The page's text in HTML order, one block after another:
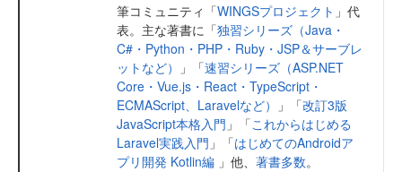
筆コミュニティ「WINGSプロジェクト 」代
表。主な著書に「独習シリーズ（Java・
C#・Python・PHP・Ruby・JSP＆サーブレ
ットなど）
」「速習シリーズ（ASP.NET
Core・Vue.js・React・TypeScript・
ECMAScript、Laravelなど）
」「改訂3版
JavaScript本格入門 」「これからはじめる
Laravel実践入門 」「はじめてのAndroidア
プリ開発 Kotlin編 」他、 著書多数。